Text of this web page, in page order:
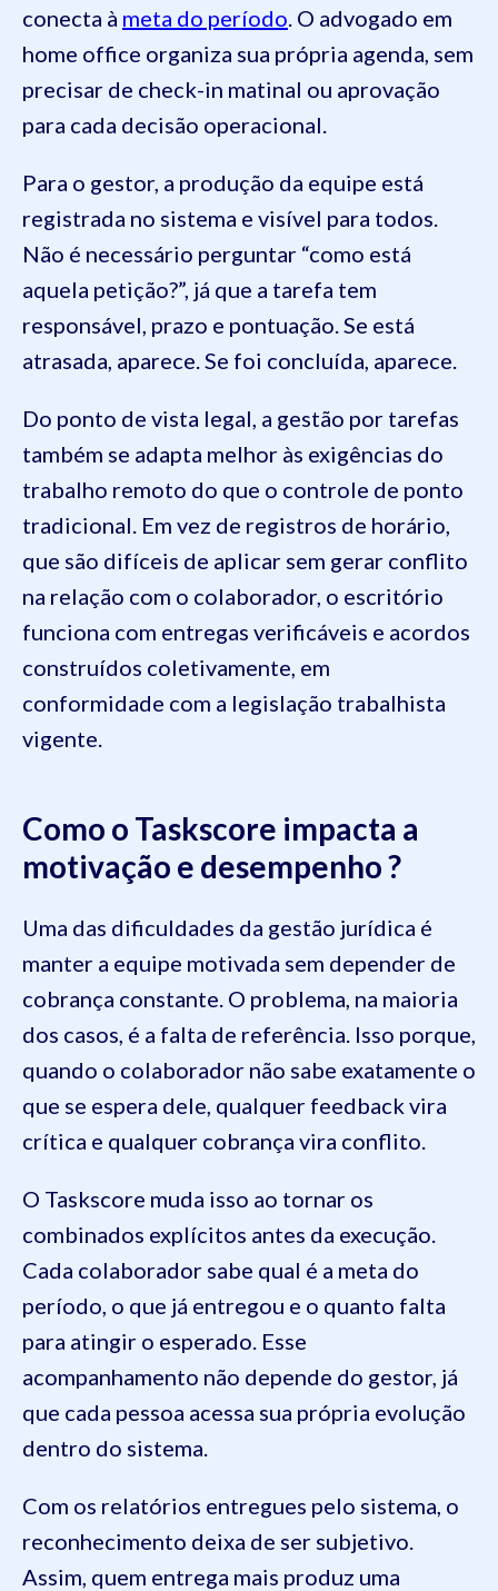
conecta à meta do período . O advogado em
home office organiza sua própria agenda, sem
precisar de check-in matinal ou aprovação
para cada decisão operacional.
Para o gestor, a produção da equipe está
registrada no sistema e visível para todos.
Não é necessário perguntar “como está
aquela petição?”, já que a tarefa tem
responsável, prazo e pontuação. Se está
atrasada, aparece. Se foi concluída, aparece.
Do ponto de vista legal, a gestão por tarefas
também se adapta melhor às exigências do
trabalho remoto do que o controle de ponto
tradicional. Em vez de registros de horário,
que são difíceis de aplicar sem gerar conflito
na relação com o colaborador, o escritório
funciona com entregas verificáveis e acordos
construídos coletivamente, em
conformidade com a legislação trabalhista
vigente.
Como o Taskscore impacta a
motivação e desempenho ?
Uma das dificuldades da gestão jurídica é
manter a equipe motivada sem depender de
cobrança constante. O problema, na maioria
dos casos, é a falta de referência. Isso porque,
quando o colaborador não sabe exatamente o
que se espera dele, qualquer feedback vira
crítica e qualquer cobrança vira conflito.
O Taskscore muda isso ao tornar os
combinados explícitos antes da execução.
Cada colaborador sabe qual é a meta do
período, o que já entregou e o quanto falta
para atingir o esperado. Esse
acompanhamento não depende do gestor, já
que cada pessoa acessa sua própria evolução
dentro do sistema.
Com os relatórios entregues pelo sistema, o
reconhecimento deixa de ser subjetivo.
Assim, quem entrega mais produz uma